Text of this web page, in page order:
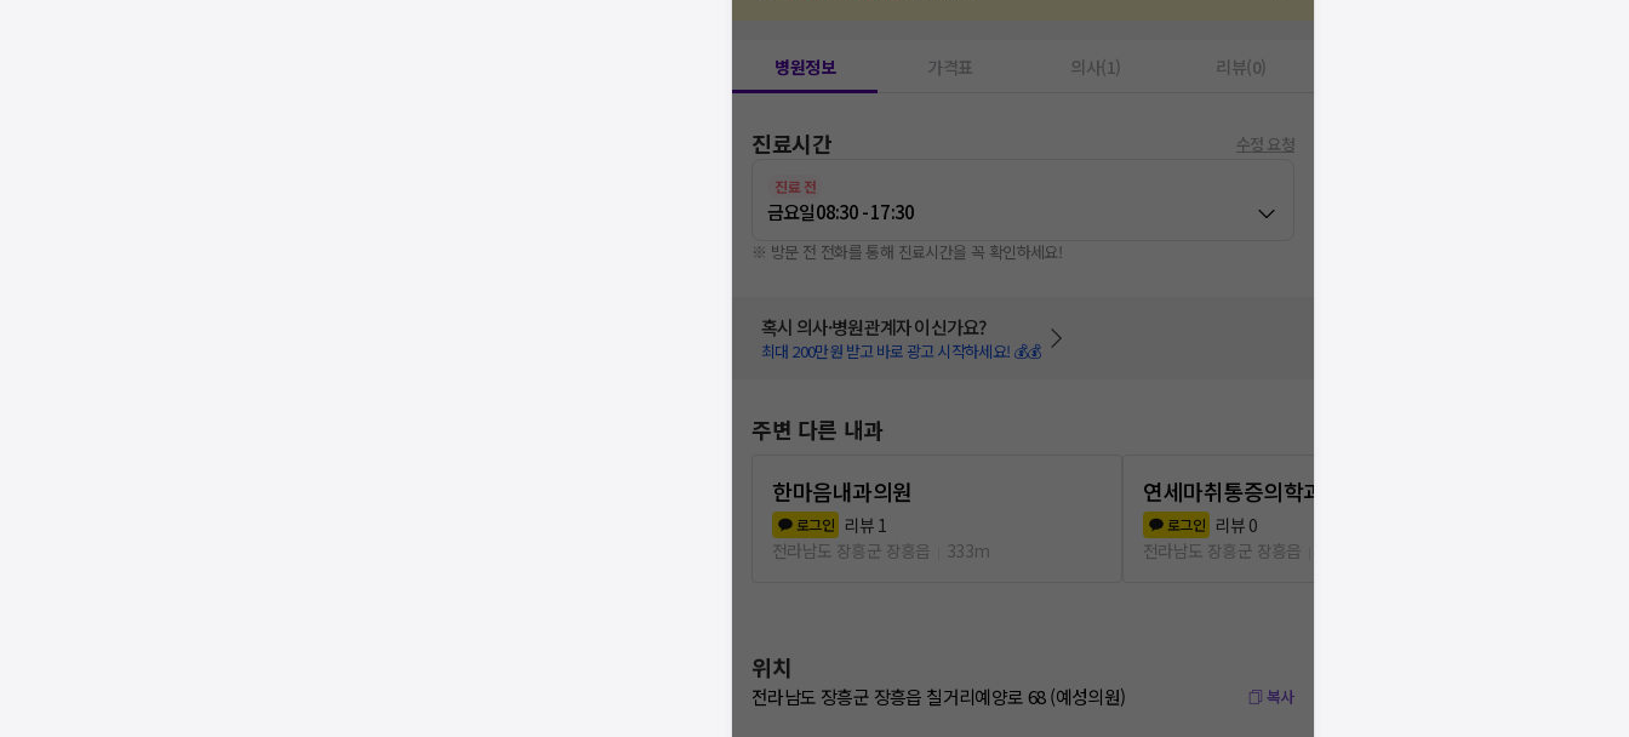
병원정보 가격표 의사(1) 리뷰(0)
진료시간 수정 요청
진료 전
금요일08:30 - 17:30
※ 방문 전 전화를 통해 진료시간을 꼭 확인하세요!
혹시 의사·병원관계자 이신가요?
최대 200만원 받고 바로 광고 시작하세요! 💰💰
주변 다른 내과
한마음내과의원
로그인 리뷰 1
전라남도 장흥군 장흥읍
333m
연세마취통증의학과의원
로그인 리뷰 0
전라남도 장흥군 장흥읍
위치
전라남도 장흥군 장흥읍 칠거리예양로 68 (예성의원) 복사